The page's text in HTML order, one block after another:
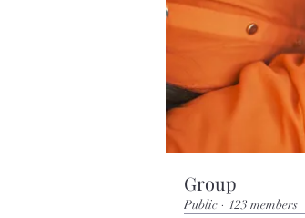
Group
Public · 123 members